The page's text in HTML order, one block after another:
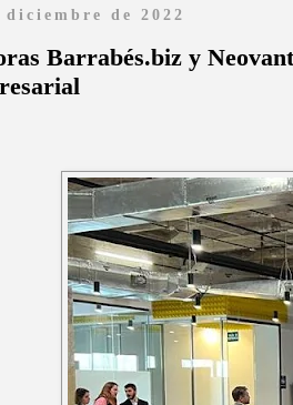
de 2022
Barrabés.biz y